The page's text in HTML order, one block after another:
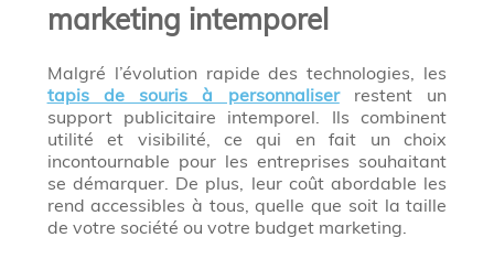
marketing intemporel
Malgré l’évolution rapide des technologies, les
tapis de souris à personnaliserrestent un
support publicitaire intemporel. Ils combinent
utilité et visibilité, ce qui en fait un choix
incontournable pour les entreprises souhaitant
se démarquer. De plus, leur coût abordable les
rend accessibles à tous, quelle que soit la taille
de votre société ou votre budget marketing.